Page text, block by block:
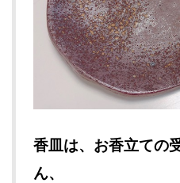
香皿は、お香立ての
ん、